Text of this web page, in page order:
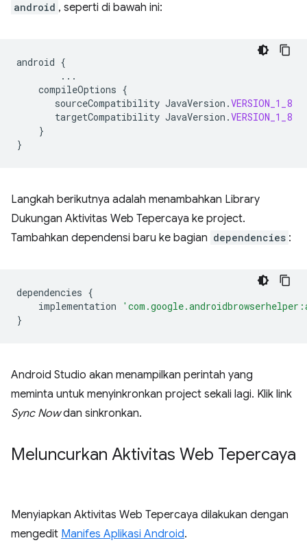
android , seperti di bawah ini:
android {
...
compileOptions {
sourceCompatibility JavaVersion .VERSION_1_8
targetCompatibility JavaVersion .VERSION_1_8
}
}
Langkah berikutnya adalah menambahkan Library
Dukungan Aktivitas Web Tepercaya ke project.
Tambahkan dependensi baru ke bagian dependencies :
dependencies {
implementation
}
Android Studio akan menampilkan perintah yang
meminta untuk menyinkronkan project sekali lagi. Klik link
Sync Nowdan sinkronkan.
Meluncurkan Aktivitas Web Tepercaya
Menyiapkan Aktivitas Web Tepercaya dilakukan dengan
mengedit Manifes Aplikasi Android.